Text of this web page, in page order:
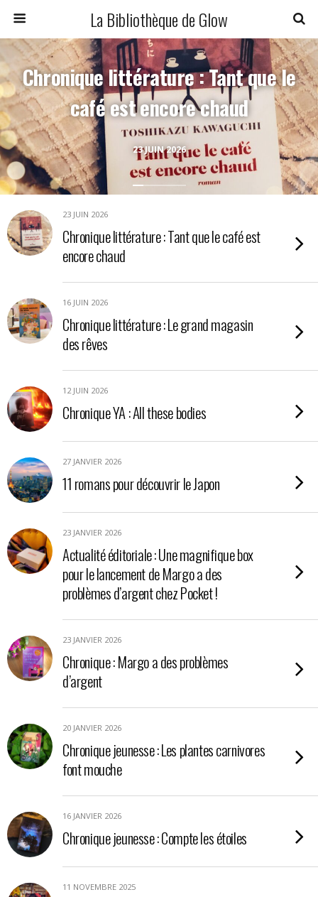
La Bibliothèque de Glow
23 JUIN 2026
Chronique littérature : Tant que le
café est encore chaud
23 JUIN 2026
Chronique littérature : Tant que le café est
encore chaud
16 JUIN 2026
Chronique littérature : Le grand magasin
des rêves
12 JUIN 2026
Chronique YA : All these bodies
27 JANVIER 2026
11 romans pour découvrir le Japon
23 JANVIER 2026
Actualité éditoriale : Une magnifique box
pour le lancement de Margo a des
problèmes d’argent chez Pocket !
23 JANVIER 2026
Chronique : Margo a des problèmes
d’argent
20 JANVIER 2026
Chronique jeunesse : Les plantes carnivores
font mouche
16 JANVIER 2026
Chronique jeunesse : Compte les étoiles
11 NOVEMBRE 2025